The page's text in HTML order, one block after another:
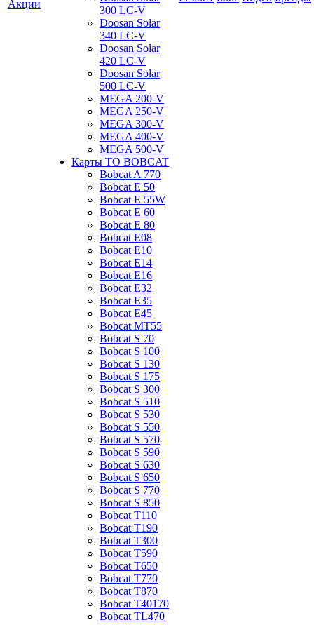
Акции
300 LC-V
Doosan Solar
340 LC-V
Doosan Solar
420 LC-V
Doosan Solar
500 LC-V
MEGA 200-V
MEGA 250-V
MEGA 300-V
MEGA 400-V
MEGA 500-V
Карты ТО BOBCAT
Bobcat A 770
Bobcat E 50
Bobcat E 55W
Bobcat E 60
Bobcat E 80
Bobcat E08
Bobcat E10
Bobcat E14
Bobcat E16
Bobcat E32
Bobcat E35
Bobcat E45
Bobcat MT55
Bobcat S 70
Bobcat S 100
Bobcat S 130
Bobcat S 175
Bobcat S 300
Bobcat S 510
Bobcat S 530
Bobcat S 550
Bobcat S 570
Bobcat S 590
Bobcat S 630
Bobcat S 650
Bobcat S 770
Bobcat S 850
Bobcat T110
Bobcat T190
Bobcat T300
Bobcat T590
Bobcat T650
Bobcat T770
Bobcat T870
Bobcat T40170
Bobcat TL470